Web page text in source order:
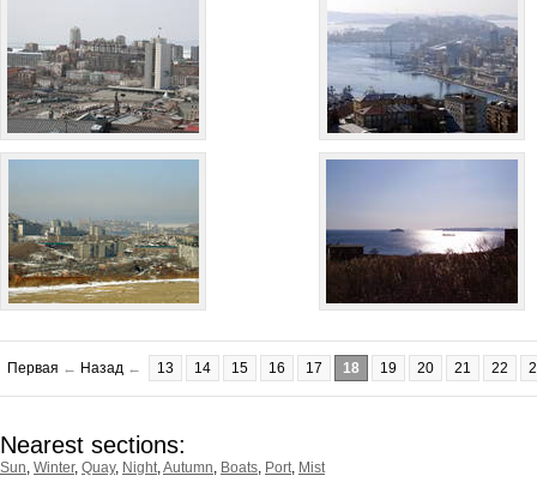
Первая ← Назад ← 13 14 15 16 17 18 19 20 21 22
Nearest sections:
Sun, Winter, Quay, Night,Autumn, Boats, Port, Mist